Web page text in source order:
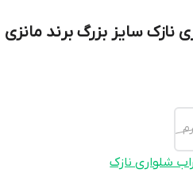
نازک سایز بزرگ برند مانزی
شلواری نازک